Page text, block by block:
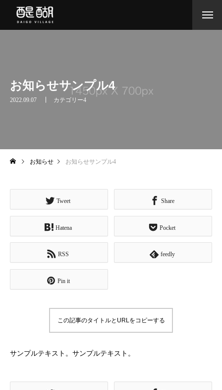
お知らせサンプル4
2022.09.07 カテゴリー4
お知らせ お知らせサンプル4
Tweet Share
Hatena Pocket
RSS feedly
Pin it
この記事のタイトルとURLをコピーする
サンプルテキスト。サンプルテキスト。